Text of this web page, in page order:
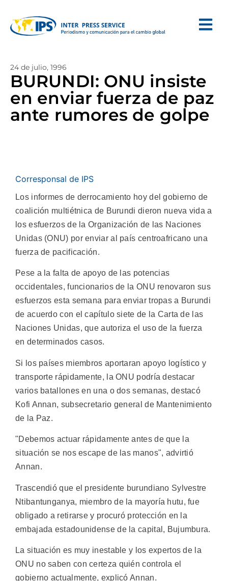
24 de julio, 1996
BURUNDI: ONU insiste
en enviar fuerza de paz
ante rumores de golpe
Corresponsal de IPS
Los informes de derrocamiento hoy del gobierno de
coalición multiétnica de Burundi dieron nueva vida a
los esfuerzos de la Organización de las Naciones
Unidas (ONU) por enviar al país centroafricano una
fuerza de pacificación.
Pese a la falta de apoyo de las potencias
occidentales, funcionarios de la ONU renovaron sus
esfuerzos esta semana para enviar tropas a Burundi
de acuerdo con el capítulo siete de la Carta de las
Naciones Unidas, que autoriza el uso de la fuerza
en determinados casos.
Si los países miembros aportaran apoyo logístico y
transporte rápidamente, la ONU podría destacar
varios batallones en una o dos semanas, destacó
Kofi Annan, subsecretario general de Mantenimiento
de la Paz.
"Debemos actuar rápidamente antes de que la
situación se nos escape de las manos", advirtió
Annan.
Trascendió que el presidente burundiano Sylvestre
Ntibantunganya, miembro de la mayoría hutu, fue
obligado a retirarse y procuró protección en la
embajada estadounidense de la capital, Bujumbura.
La situación es muy inestable y los expertos de la
ONU no saben con certeza quién controla el
gobierno actualmente, explicó Annan.